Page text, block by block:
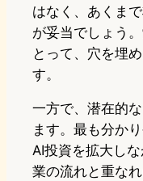
はなく、あくま
が妥当でしょう
とって、穴を埋
す。
一方で、潜在的
ます。最も分か
AI投資を拡大し
業の流れと重な